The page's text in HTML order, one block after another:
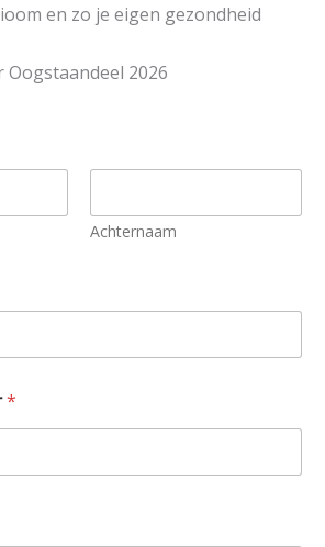
en zo je eigen gezondheid
2026
Achternaam
*